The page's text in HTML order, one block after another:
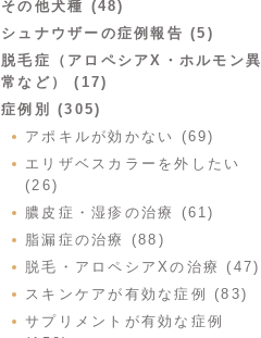
その他犬種 (48)
シュナウザーの症例報告 (5)
脱毛症（アロペシアX・ホルモン異
常など） (17)
症例別 (305)
アポキルが効かない (69)
エリザベスカラーを外したい
(26)
膿皮症・湿疹の治療 (61)
脂漏症の治療 (88)
脱毛・アロペシアXの治療 (47)
スキンケアが有効な症例 (83)
サプリメントが有効な症例